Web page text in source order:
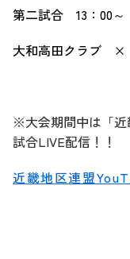
第二試合 13：00～
大和高田クラブ ×
※大会期間中は「近
試合LIVE配信！！
近畿地区連盟
日本野球